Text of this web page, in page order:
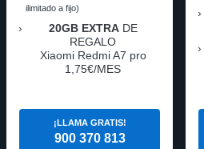
ilimitado a fijo)
20GB EXTRADE
REGALO
Xiaomi Redmi A7 pro
1,75€/MES
¡LLAMA GRATIS!
900 370 813